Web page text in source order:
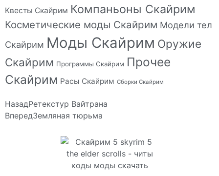
Квесты Скайрим Компаньоны Скайрим
Косметические моды Скайрим Модели тел
Скайрим Моды Скайрим Оружие
Скайрим Программы Скайрим Прочее
Скайрим Расы Скайрим Сборки Скайрим
НазадРетекстур Вайтрана
ВпередЗемляная тюрьма